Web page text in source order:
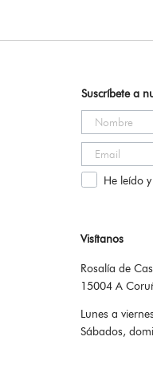
Suscríbete a
He leído
Visítanos
Rosalía de
15004 A
Lunes a
Sábados,